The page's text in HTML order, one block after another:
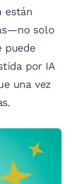
están
solo
puede
por IA
una vez